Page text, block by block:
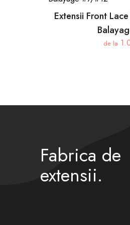
Extensii Front
de la
Fabrica de
extensii.